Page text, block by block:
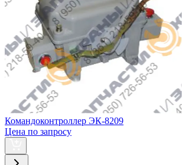
Командоконтроллер ЭК-8209
Цена по запросу